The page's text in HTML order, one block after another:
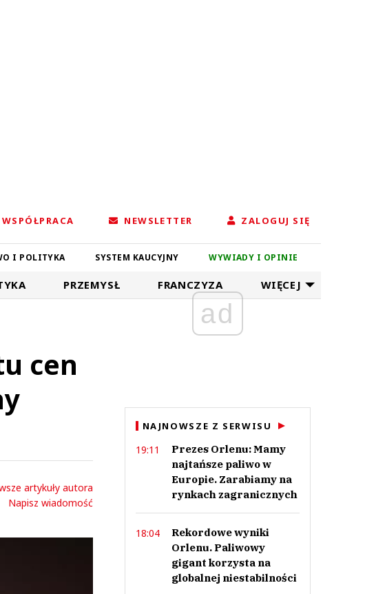
WSPÓŁPRACA NEWSLETTER ZALOGUJ SIĘ
I POLITYKA SYSTEM KAUCYJNY WYWIADY I OPINIE
PRZEMYSŁ FRANCZYZA WIĘCEJ
cen
artykuły autora
Napisz wiadomość
ad
NAJNOWSZE Z SERWISU
19:11
Prezes Orlenu: Mamy
najtańsze paliwo w
Europie. Zarabiamy na
rynkach zagranicznych
18:04
Rekordowe wyniki
Orlenu. Paliwowy
gigant korzysta na
globalnej niestabilności